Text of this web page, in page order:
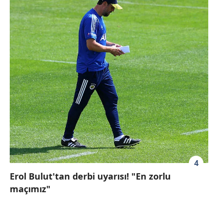
4
Erol Bulut'tan derbi uyarısı! "En zorlu
maçımız"